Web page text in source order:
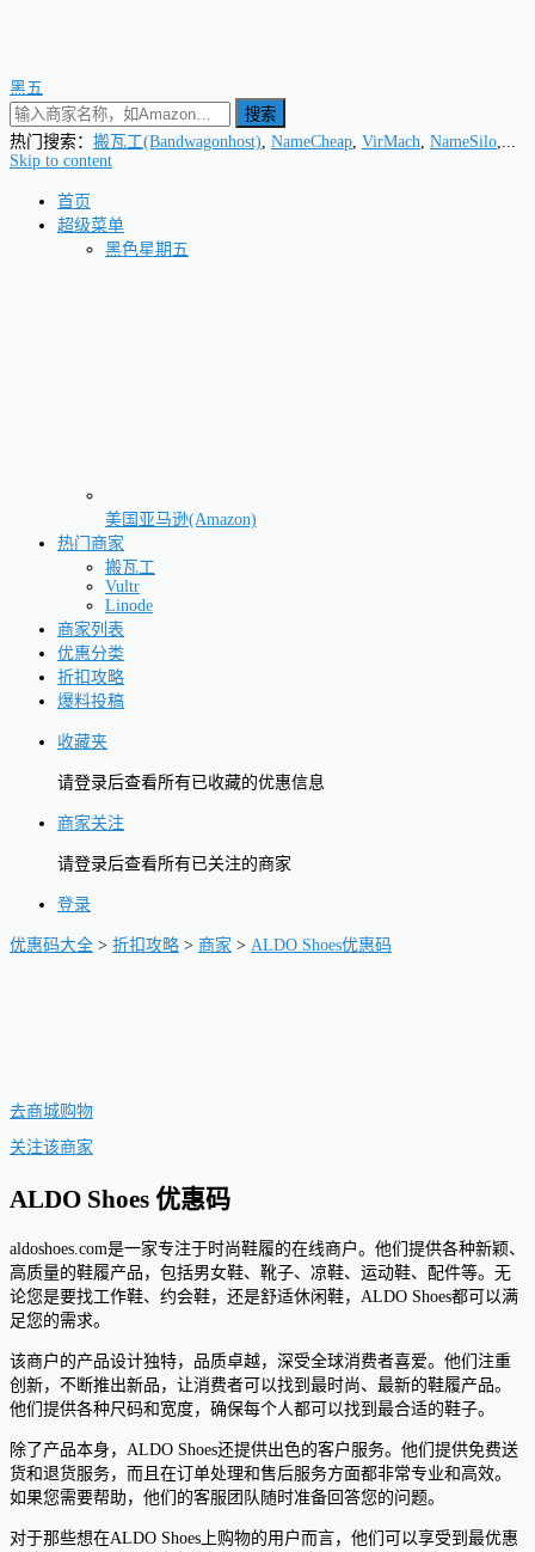
黑五
搜索
热门搜索： 搬瓦工(Bandwagonhost), NameCheap, VirMach, NameSilo,...
Skip to content
首页
超级菜单
黑色星期五
美国亚马逊(Amazon)
热门商家
搬瓦工
Vultr
Linode
商家列表
优惠分类
折扣攻略
爆料投稿
收藏夹
请登录后查看所有已收藏的优惠信息
商家关注
请登录后查看所有已关注的商家
登录
优惠码大全 > 折扣攻略 > 商家 > ALDO Shoes优惠码
去商城购物
关注该商家
ALDO Shoes 优惠码
aldoshoes.com是一家专注于时尚鞋履的在线商户。他们提供各种新颖、
高质量的鞋履产品，包括男女鞋、靴子、凉鞋、运动鞋、配件等。无
论您是要找工作鞋、约会鞋，还是舒适休闲鞋，ALDO Shoes都可以满
足您的需求。
该商户的产品设计独特，品质卓越，深受全球消费者喜爱。他们注重
创新，不断推出新品，让消费者可以找到最时尚、最新的鞋履产品。
他们提供各种尺码和宽度，确保每个人都可以找到最合适的鞋子。
除了产品本身，ALDO Shoes还提供出色的客户服务。他们提供免费送
货和退货服务，而且在订单处理和售后服务方面都非常专业和高效。
如果您需要帮助，他们的客服团队随时准备回答您的问题。
对于那些想在ALDO Shoes上购物的用户而言，他们可以享受到最优惠